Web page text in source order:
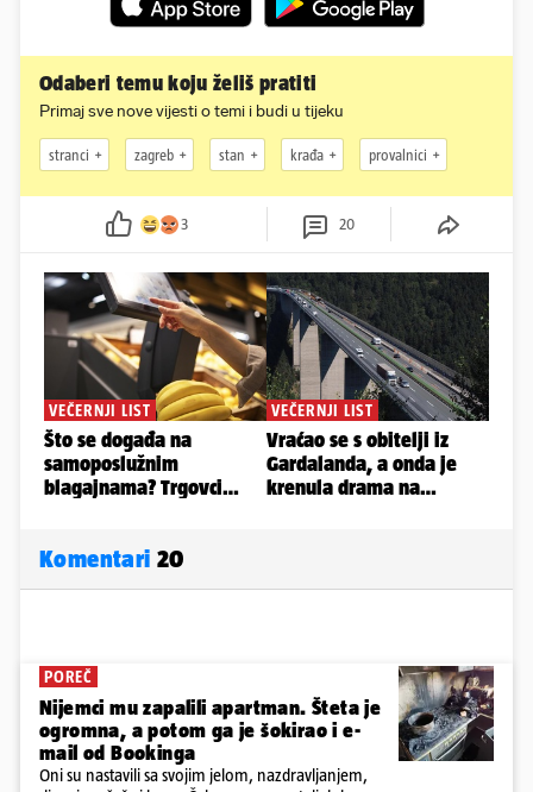
Odaberi temu koju želiš pratiti
Primaj sve nove vijesti o temi i budi u tijeku
stranci zagreb stan krađa provalnici
3 20
Komentari 20
POREČ
Nijemci mu zapalili apartman. Šteta je
ogromna, a potom ga je šokirao i e-
mail od Bookinga
Oni su nastavili sa svojim jelom, nazdravljanjem,